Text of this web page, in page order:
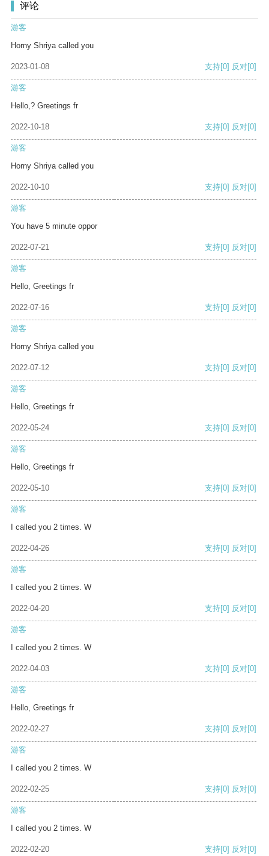
评论
游客
Horny Shriya called you
2023-01-08 支持[0] 反对[0]
游客
Hello,? Greetings fr
2022-10-18 支持[0] 反对[0]
游客
Horny Shriya called you
2022-10-10 支持[0] 反对[0]
游客
You have 5 minute oppor
2022-07-21 支持[0] 反对[0]
游客
Hello, Greetings fr
2022-07-16 支持[0] 反对[0]
游客
Horny Shriya called you
2022-07-12 支持[0] 反对[0]
游客
Hello, Greetings fr
2022-05-24 支持[0] 反对[0]
游客
Hello, Greetings fr
2022-05-10 支持[0] 反对[0]
游客
I called you 2 times. W
2022-04-26 支持[0] 反对[0]
游客
I called you 2 times. W
2022-04-20 支持[0] 反对[0]
游客
I called you 2 times. W
2022-04-03 支持[0] 反对[0]
游客
Hello, Greetings fr
2022-02-27 支持[0] 反对[0]
游客
I called you 2 times. W
2022-02-25 支持[0] 反对[0]
游客
I called you 2 times. W
2022-02-20 支持[0] 反对[0]